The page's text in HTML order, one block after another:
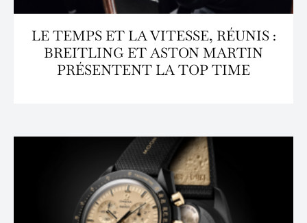
LE TEMPS ET LA VITESSE, RÉUNIS :
BREITLING ET ASTON MARTIN
PRÉSENTENT LA TOP TIME